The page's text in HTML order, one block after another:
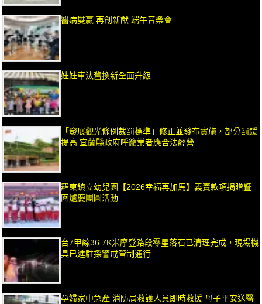
醫病雙贏 再創新猷 端午音樂會
娃娃車汰舊換新全面升級
「發展觀光條例裁罰標準」修正並發布實施，部分罰鍰
提高 宜蘭縣政府呼籲業者應合法經營
羅東鎮立幼兒園【2026幸福再加馬】義賣款項捐贈暨
圍爐慶團圓活動
台7甲線36.7K米摩登路段零星落石已清理完成，現場機
具已進駐採警戒管制通行
孕婦家中急產 消防局救護人員即時救援 母子平安送醫